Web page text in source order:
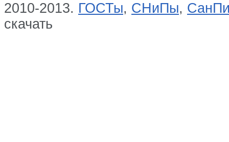
2010-2013. ГОСТы, СНиПы,
скачать